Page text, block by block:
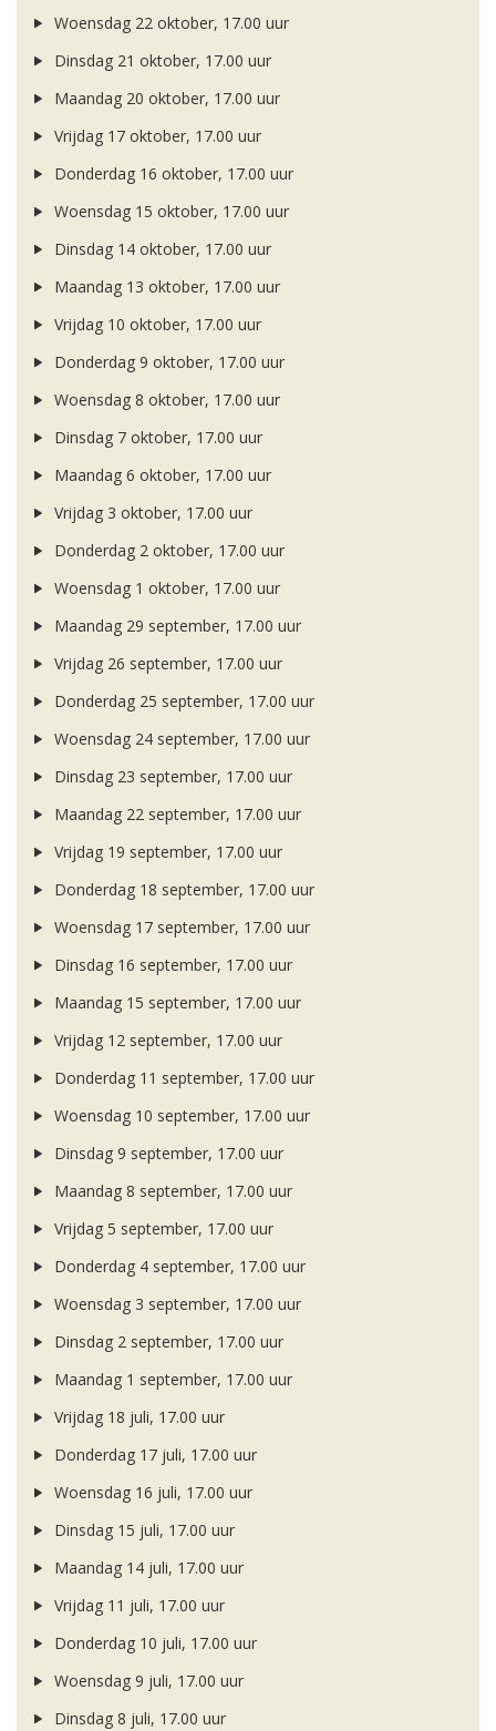
Woensdag 22 oktober, 17.00 uur
Dinsdag 21 oktober, 17.00 uur
Maandag 20 oktober, 17.00 uur
Vrijdag 17 oktober, 17.00 uur
Donderdag 16 oktober, 17.00 uur
Woensdag 15 oktober, 17.00 uur
Dinsdag 14 oktober, 17.00 uur
Maandag 13 oktober, 17.00 uur
Vrijdag 10 oktober, 17.00 uur
Donderdag 9 oktober, 17.00 uur
Woensdag 8 oktober, 17.00 uur
Dinsdag 7 oktober, 17.00 uur
Maandag 6 oktober, 17.00 uur
Vrijdag 3 oktober, 17.00 uur
Donderdag 2 oktober, 17.00 uur
Woensdag 1 oktober, 17.00 uur
Maandag 29 september, 17.00 uur
Vrijdag 26 september, 17.00 uur
Donderdag 25 september, 17.00 uur
Woensdag 24 september, 17.00 uur
Dinsdag 23 september, 17.00 uur
Maandag 22 september, 17.00 uur
Vrijdag 19 september, 17.00 uur
Donderdag 18 september, 17.00 uur
Woensdag 17 september, 17.00 uur
Dinsdag 16 september, 17.00 uur
Maandag 15 september, 17.00 uur
Vrijdag 12 september, 17.00 uur
Donderdag 11 september, 17.00 uur
Woensdag 10 september, 17.00 uur
Dinsdag 9 september, 17.00 uur
Maandag 8 september, 17.00 uur
Vrijdag 5 september, 17.00 uur
Donderdag 4 september, 17.00 uur
Woensdag 3 september, 17.00 uur
Dinsdag 2 september, 17.00 uur
Maandag 1 september, 17.00 uur
Vrijdag 18 juli, 17.00 uur
Donderdag 17 juli, 17.00 uur
Woensdag 16 juli, 17.00 uur
Dinsdag 15 juli, 17.00 uur
Maandag 14 juli, 17.00 uur
Vrijdag 11 juli, 17.00 uur
Donderdag 10 juli, 17.00 uur
Woensdag 9 juli, 17.00 uur
Dinsdag 8 juli, 17.00 uur